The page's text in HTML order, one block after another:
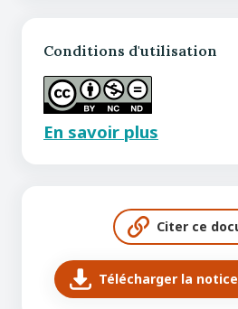
Conditions d'utilisation
En savoir plus
Citer ce
Télécharger la